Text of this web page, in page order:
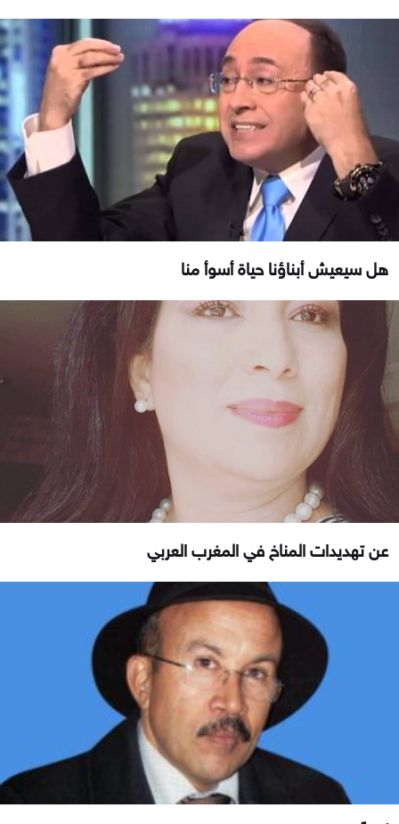
هل سيعيش أبناؤنا حياة أسوأ منا
عن تهديدات المناخ في المغرب العربي